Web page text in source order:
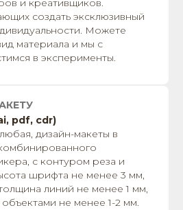
и креативщиков.
создать эксклюзивный
Можете
материала и мы с
в эксперименты.
pdf, cdr)
дизайн-макеты в
с контуром реза и
шрифта не менее 3 мм,
линий не менее 1 мм,
не менее 1-2 мм.